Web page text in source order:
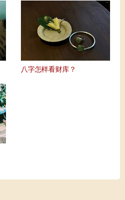
八字怎样看财库？